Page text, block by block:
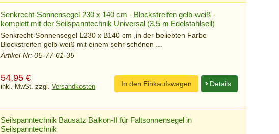
Senkrecht-Sonnensegel 230 x 140 cm - Blockstreifen gelb-weiß -
komplett mit der Seilspanntechnik Universal (3,5 m Edelstahlseil)
Senkrecht-Sonnensegel L230 x B140 cm ,in der beliebten Farbe
Blockstreifen gelb-weiß mit einem sehr schönen ...
Artikel-Nr: 05-77-61-35
54,95 €
inkl. MwSt. zzgl. Versandkosten Details
In den Einkaufswagen
Seilspanntechnik Bausatz Balkon-II für Faltsonnensegel in
Seilspanntechnik